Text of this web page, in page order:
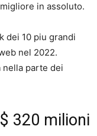
in assoluto.
dei 10 piu grandi
nel 2022.
parte dei
320 milioni